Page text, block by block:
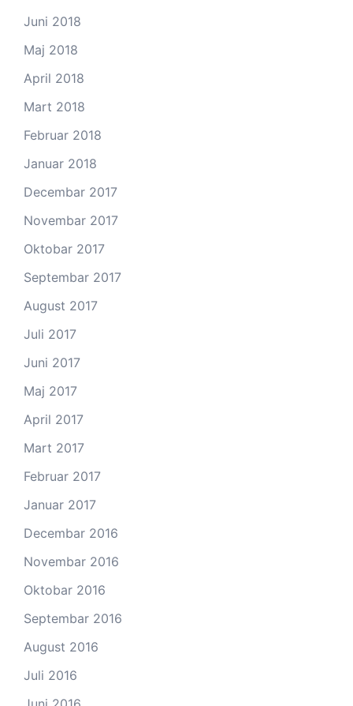
Juni 2018
Maj 2018
April 2018
Mart 2018
Februar 2018
Januar 2018
Decembar 2017
Novembar 2017
Oktobar 2017
Septembar 2017
August 2017
Juli 2017
Juni 2017
Maj 2017
April 2017
Mart 2017
Februar 2017
Januar 2017
Decembar 2016
Novembar 2016
Oktobar 2016
Septembar 2016
August 2016
Juli 2016